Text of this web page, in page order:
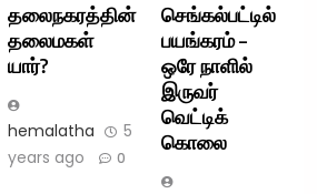
தலைநகரத்தின்
தலைமகள்
யார்?
hemalatha
5
years ago
0
செங்கல்பட்டில்
பயங்கரம் –
ஒரே நாளில்
இருவர்
வெட்டிக்
கொலை